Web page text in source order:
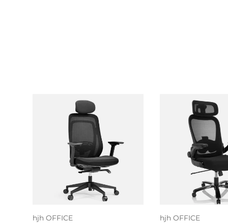
hjh OFFICE
Lägg till i
varukorgen
hjh OFFICE
Lägg